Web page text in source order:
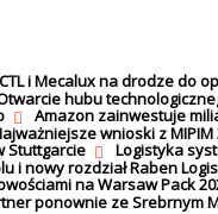
i Mecalux na drodze do
hubu
Amazon zainwestuje
wnioski z MIPIM
Stuttgarcie Logistyka
i nowy rozdział Raben
na Warsaw Pack
ponownie ze Srebrnym